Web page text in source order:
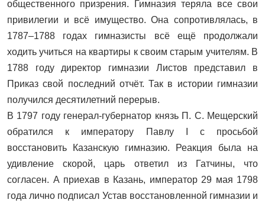
общественного призрения. Гимназия теряла все свои
привилегии и всё имущество. Она сопротивлялась, в
1787–1788 годах гимназисты всё ещё продолжали
ходить учиться на квартиры к своим старым учителям. В
1788 году директор гимназии Листов представил в
Приказ свой последний отчёт. Так в истории гимназии
получился десятилетний перерыв.
В 1797 году генерал-губернатор князь П. С. Мещерский
обратился к императору Павлу I с просьбой
восстановить Казанскую гимназию. Реакция была на
удивление скорой, царь ответил из Гатчины, что
согласен. А приехав в Казань, император 29 мая 1798
года лично подписал Устав восстановленной гимназии и